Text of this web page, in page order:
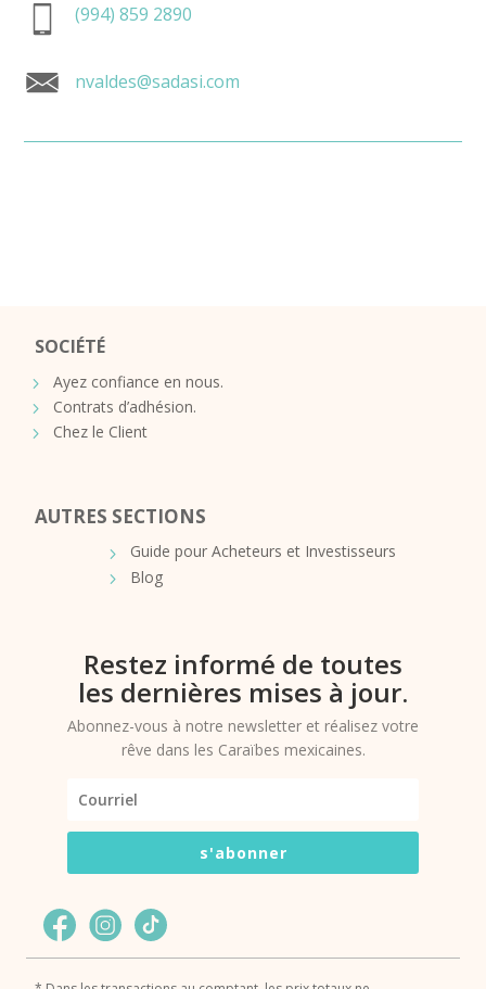
(994) 859 2890
nvaldes@sadasi.com
SOCIÉTÉ
Ayez confiance en nous.
Contrats d’adhésion.
Chez le Client
AUTRES SECTIONS
Guide pour Acheteurs et Investisseurs
Blog
Restez informé de toutes
les dernières mises à jour.
Abonnez-vous à notre newsletter et réalisez votre
rêve dans les Caraïbes mexicaines.
s'abonner